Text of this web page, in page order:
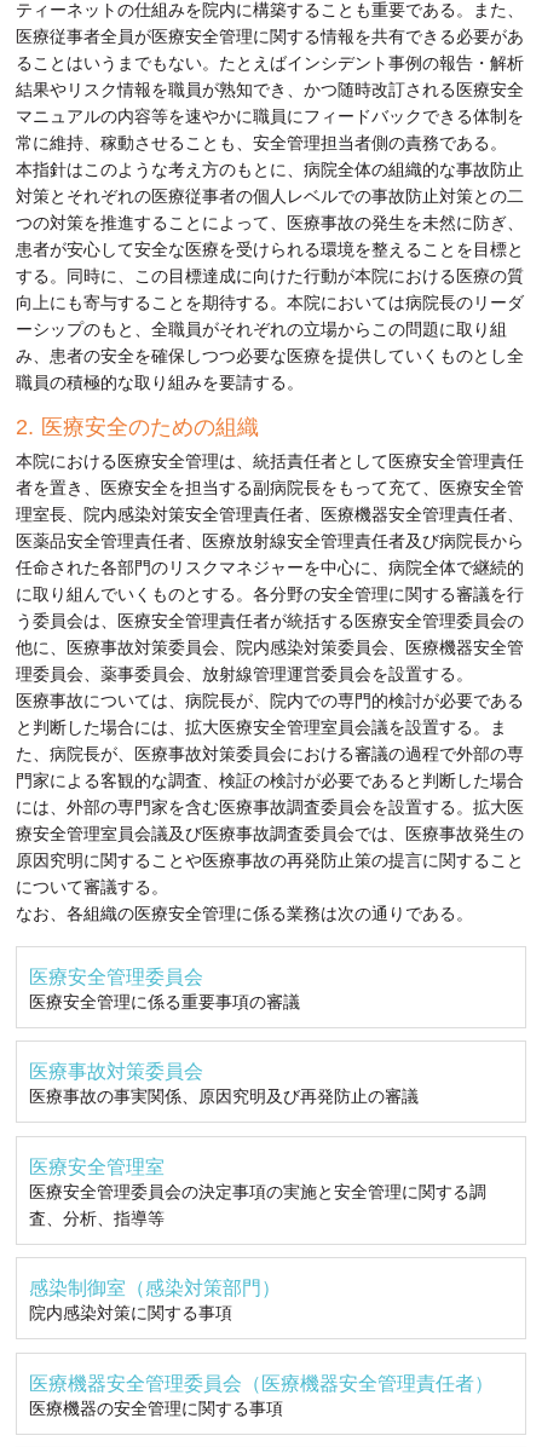
ティーネットの仕組みを院内に構築することも重要である。また、
医療従事者全員が医療安全管理に関する情報を共有できる必要があ
ることはいうまでもない。たとえばインシデント事例の報告・解析
結果やリスク情報を職員が熟知でき、かつ随時改訂される医療安全
マニュアルの内容等を速やかに職員にフィードバックできる体制を
常に維持、稼動させることも、安全管理担当者側の責務である。
本指針はこのような考え方のもとに、病院全体の組織的な事故防止
対策とそれぞれの医療従事者の個人レベルでの事故防止対策との二
つの対策を推進することによって、医療事故の発生を未然に防ぎ、
患者が安心して安全な医療を受けられる環境を整えることを目標と
する。同時に、この目標達成に向けた行動が本院における医療の質
向上にも寄与することを期待する。本院においては病院長のリーダ
ーシップのもと、全職員がそれぞれの立場からこの問題に取り組
み、患者の安全を確保しつつ必要な医療を提供していくものとし全
職員の積極的な取り組みを要請する。
医療安全のための組織
本院における医療安全管理は、統括責任者として医療安全管理責任
者を置き、医療安全を担当する副病院長をもって充て、医療安全管
理室長、院内感染対策安全管理責任者、医療機器安全管理責任者、
医薬品安全管理責任者、医療放射線安全管理責任者及び病院長から
任命された各部門のリスクマネジャーを中心に、病院全体で継続的
に取り組んでいくものとする。各分野の安全管理に関する審議を行
う委員会は、医療安全管理責任者が統括する医療安全管理委員会の
他に、医療事故対策委員会、院内感染対策委員会、医療機器安全管
理委員会、薬事委員会、放射線管理運営委員会を設置する。
医療事故については、病院長が、院内での専門的検討が必要である
と判断した場合には、拡大医療安全管理室員会議を設置する。ま
た、病院長が、医療事故対策委員会における審議の過程で外部の専
門家による客観的な調査、検証の検討が必要であると判断した場合
には、外部の専門家を含む医療事故調査委員会を設置する。拡大医
療安全管理室員会議及び医療事故調査委員会では、医療事故発生の
原因究明に関することや医療事故の再発防止策の提言に関すること
について審議する。
なお、各組織の医療安全管理に係る業務は次の通りである。
医療安全管理委員会
医療安全管理に係る重要事項の審議
医療事故対策委員会
医療事故の事実関係、原因究明及び再発防止の審議
医療安全管理室
医療安全管理委員会の決定事項の実施と安全管理に関する調
査、分析、指導等
感染制御室（感染対策部門）
院内感染対策に関する事項
医療機器安全管理委員会（医療機器安全管理責任者）
医療機器の安全管理に関する事項